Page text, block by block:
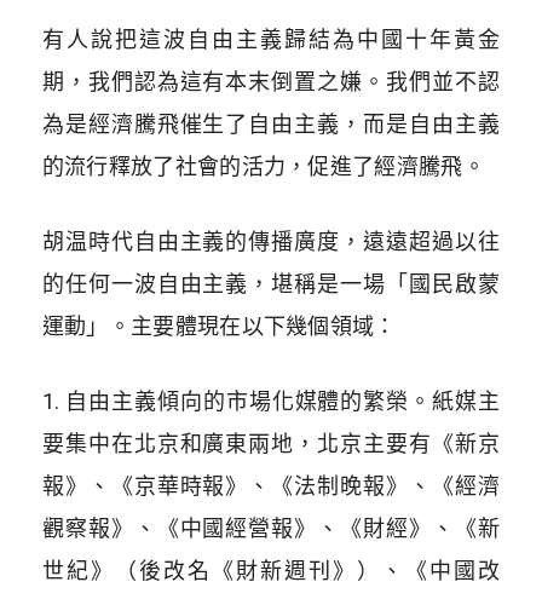
有人說把這波自由主義歸結為中國十年黃金
期，我們認為這有本末倒置之嫌。我們並不認
為是經濟騰飛催生了自由主義，而是自由主義
的流行釋放了社會的活力，促進了經濟騰飛。
胡温時代自由主義的傳播廣度，遠遠超過以往
的任何一波自由主義，堪稱是一場「國民啟蒙
運動」。主要體現在以下幾個領域：
1. 自由主義傾向的市場化媒體的繁榮。紙媒主
要集中在北京和廣東兩地，北京主要有《新京
報》、《京華時報》、《法制晚報》、《經濟
觀察報》、《中國經營報》、《財經》、《新
世紀》（後改名《財新週刊》）、《中國改